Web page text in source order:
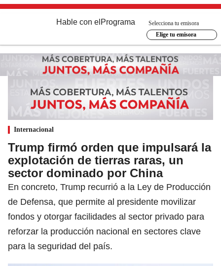
Hable con el Programa
Selecciona tu emisora
Elige tu emisora
Internacional
Trump firmó orden que impulsará la
explotación de tierras raras, un
sector dominado por China
En concreto, Trump recurrió a la Ley de Producción
de Defensa, que permite al presidente movilizar
fondos y otorgar facilidades al sector privado para
reforzar la producción nacional en sectores clave
para la seguridad del país.